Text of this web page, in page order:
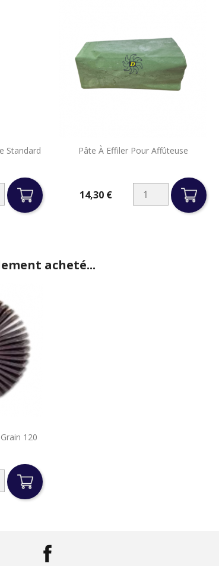
Standard
Pâte À Effiler Pour Affûteuse
14,30 €
Aperçu rapide
acheté...
120